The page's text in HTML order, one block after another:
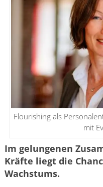
Flourishing als
mit
Im gelungenen
Kräfte liegt die
Wachstums.